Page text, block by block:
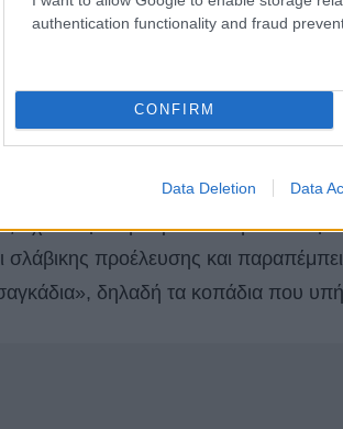
authentication functionality and fraud
CONFIRM
Data Deletion Data
2022.
χωριά που τα συνδυάζει όλα.
μακριά από τον Βόλο και είναι
με την προέλευση του
σλάβικης προέλευσης και
δηλαδή τα κοπάδια που